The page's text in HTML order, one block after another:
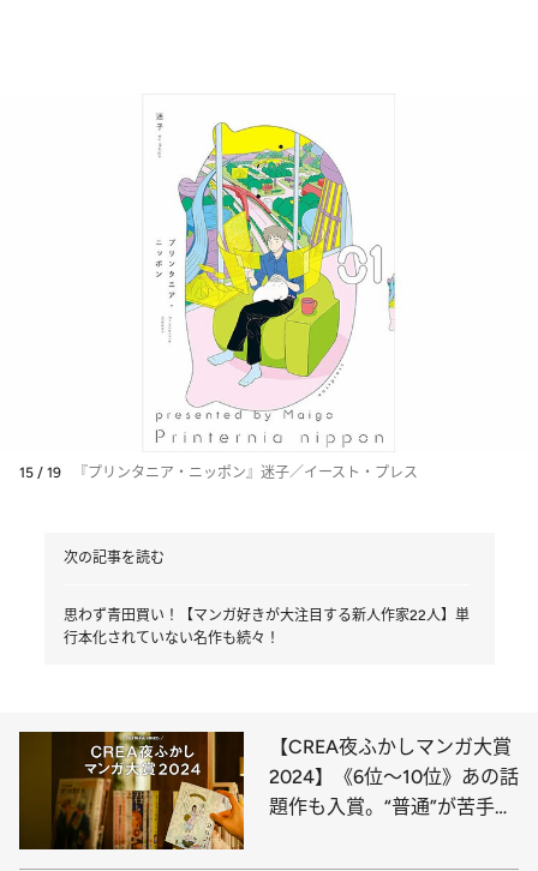
15 / 19 『プリンタニア・ニッポン』迷子／イースト・プレス
次の記事を読む
思わず青田買い！【マンガ好きが大注目する新人作家22人】単
行本化されていない名作も続々！
【CREA夜ふかしマンガ大賞
2024】《6位～10位》あの話
題作も入賞。“普通”が苦手な